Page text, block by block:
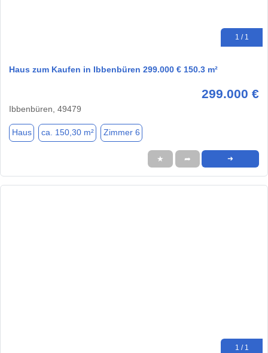
1 / 1
Haus zum Kaufen in Ibbenbüren 299.000 € 150.3 m²
299.000 €
Ibbenbüren, 49479
Haus ca. 150,30 m² Zimmer 6
★ ➦ ➜
1 / 1